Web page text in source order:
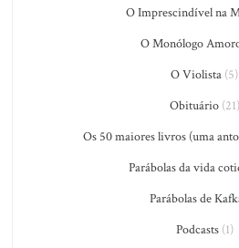
O Imprescindível na
O Monólogo
O Violista (5)
Obituário(21)
Os 50 maiores livros (uma
Parábolas da vida
Parábolas de
Podcasts(1)